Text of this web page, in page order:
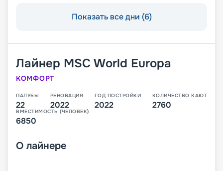
Показать все дни (6)
Лайнер MSC World Europa
КОМФОРТ
ПАЛУБЫ
22
РЕНОВАЦИЯ
2022
ГОД ПОСТРОЙКИ
2022
КОЛИЧЕСТВО КАЮТ
2760
ВМЕСТИМОСТЬ (ЧЕЛОВЕК)
6850
О лайнере